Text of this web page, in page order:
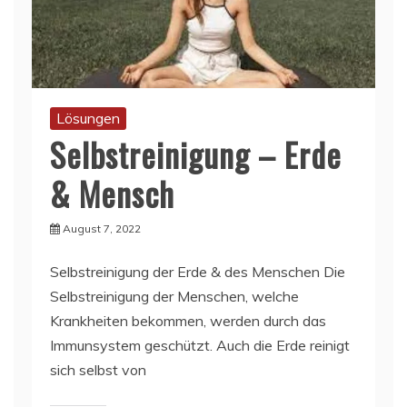
Lösungen
Selbstreinigung – Erde
& Mensch
August 7, 2022
Selbstreinigung der Erde & des Menschen Die
Selbstreinigung der Menschen, welche
Krankheiten bekommen, werden durch das
Immunsystem geschützt. Auch die Erde reinigt
sich selbst von